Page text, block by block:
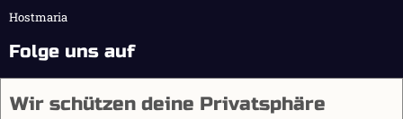
Hostmaria
Folge uns auf
Wir schützen deine Privatsphäre